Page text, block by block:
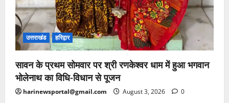
उत्तराखंड हरिद्वार
सावन के प्रथम सोमवार पर श्री रणकेश्वर धाम में हुआ भगवान
भोलेनाथ का विधि-विधान से पूजन
harinewsportal@gmail.com August 3, 2026 0